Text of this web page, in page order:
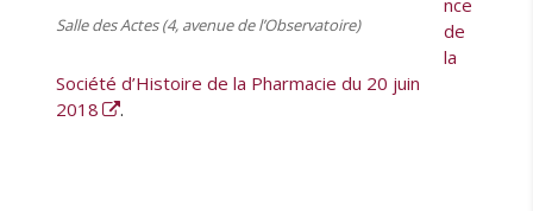
Salle des Actes (4, avenue de l’Observatoire)
de
la
Société d’Histoire de la Pharmacie du 20 juin
2018
.